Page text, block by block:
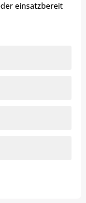
einsatzbereit